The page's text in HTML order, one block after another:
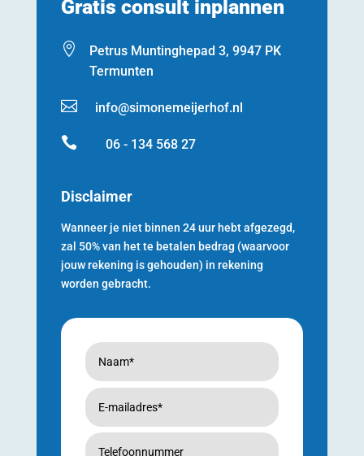
Gratis consult inplannen

Petrus Muntinghepad 3, 9947 PK
Termunten
 info@simonemeijerhof.nl
 06 - 134 568 27
Disclaimer
Wanneer je niet binnen 24 uur hebt afgezegd,
zal 50% van het te betalen bedrag (waarvoor
jouw rekening is gehouden) in rekening
worden gebracht.